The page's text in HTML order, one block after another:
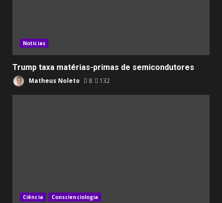
Notícias
Trump taxa matérias-primas de semicondutores
Matheus Noleto 8 132
Ciência Conscienciologia